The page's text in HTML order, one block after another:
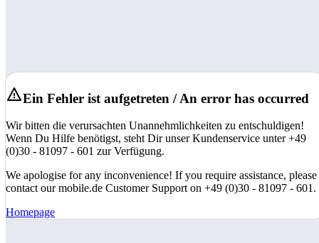
Ein Fehler ist aufgetreten / An error has occurred
Wir bitten die verursachten Unannehmlichkeiten zu entschuldigen!
Wenn Du Hilfe benötigst, steht Dir unser Kundenservice unter +49
(0)30 - 81097 - 601 zur Verfügung.
We apologise for any inconvenience! If you require assistance, please
contact our mobile.de Customer Support on +49 (0)30 - 81097 - 601.
Homepage